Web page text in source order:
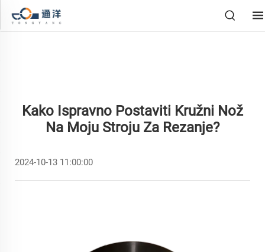
Kako Ispravno Postaviti Kružni Nož
Na Moju Stroju Za Rezanje?
2024-10-13 11:00:00